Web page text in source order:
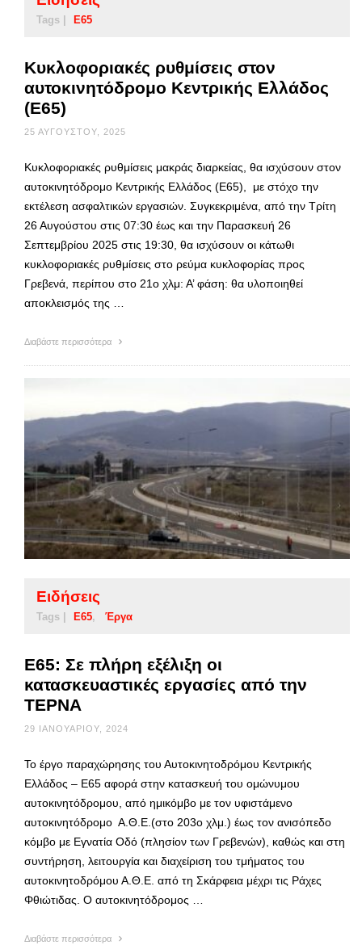
Tags | Ε65
Κυκλοφοριακές ρυθμίσεις στον
αυτοκινητόδρομο Κεντρικής Ελλάδος
(Ε65)
25 ΑΥΓΟΎΣΤΟΥ, 2025
Κυκλοφοριακές ρυθμίσεις μακράς διαρκείας, θα ισχύσουν στον
αυτοκινητόδρομο Κεντρικής Ελλάδος (Ε65), με στόχο την
εκτέλεση ασφαλτικών εργασιών. Συγκεκριμένα, από την Τρίτη
26 Αυγούστου στις 07:30 έως και την Παρασκευή 26
Σεπτεμβρίου 2025 στις 19:30, θα ισχύσουν οι κάτωθι
κυκλοφοριακές ρυθμίσεις στο ρεύμα κυκλοφορίας προς
Γρεβενά, περίπου στο 21ο χλμ: Α’ φάση: θα υλοποιηθεί
αποκλεισμός της …
Διαβάστε περισσότερα
Ειδήσεις
Tags | Ε65 Έργα
Ε65: Σε πλήρη εξέλιξη οι
κατασκευαστικές εργασίες από την
ΤΕΡΝΑ
29 ΙΑΝΟΥΑΡΊΟΥ, 2024
Το έργο παραχώρησης του Αυτοκινητοδρόμου Κεντρικής
Ελλάδος – Ε65 αφορά στην κατασκευή του ομώνυμου
αυτοκινητόδρομου, από ημικόμβο με τον υφιστάμενο
αυτοκινητόδρομο Α.Θ.Ε.(στο 203ο χλμ.) έως τον ανισόπεδο
κόμβο με Εγνατία Οδό (πλησίον των Γρεβενών), καθώς και στη
συντήρηση, λειτουργία και διαχείριση του τμήματος του
αυτοκινητοδρόμου Α.Θ.Ε. από τη Σκάρφεια μέχρι τις Ράχες
Φθιώτιδας. Ο αυτοκινητόδρομος …
Διαβάστε περισσότερα